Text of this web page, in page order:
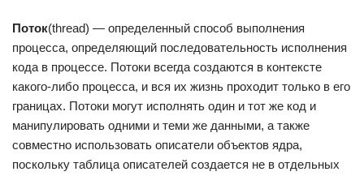
Поток(thread) — определенный способ выполнения
процесса, определяющий последовательность исполнения
кода в процессе. Потоки всегда создаются в контексте
какого-либо процесса, и вся их жизнь проходит только в его
границах. Потоки могут исполнять один и тот же код и
манипулировать одними и теми же данными, а также
совместно использовать описатели объектов ядра,
поскольку таблица описателей создается не в отдельных